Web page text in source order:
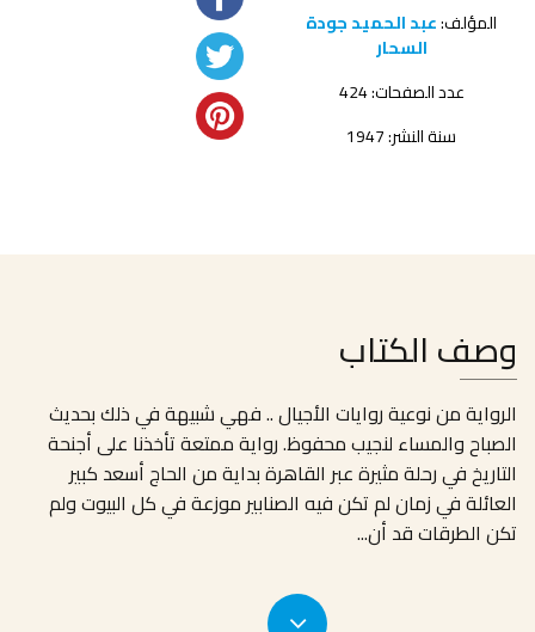
المؤلف:عبد الحميد جودة
السحار
عدد الصفحات: 424
سنة النشر: 1947
وصف الكتاب
الرواية من نوعية روايات الأجيال .. فهي شبيهة في ذلك بحديث
الصباح والمساء لنجيب محفوظ. رواية ممتعة تأخذنا على أجنحة
التاريخ في رحلة مثيرة عبر القاهرة بداية من الحاج أسعد كبير
العائلة في زمان لم تكن فيه الصنابير موزعة في كل البيوت ولم
تكن الطرقات قد أن...